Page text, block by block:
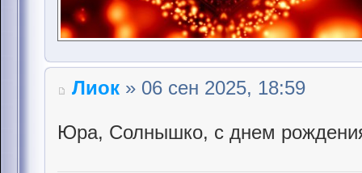
Лиок » 06 сен 2025, 18:59
Юра, Солнышко, с днем